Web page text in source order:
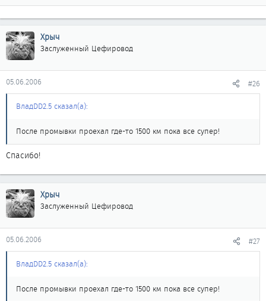
Хрыч
Заслуженный Цефировод
05.06.2006 #26
ВладDD2.5 сказал(а):
После промывки проехал где-то 1500 км пока все супер!
Спасибо!
Хрыч
Заслуженный Цефировод
05.06.2006 #27
ВладDD2.5 сказал(а):
После промывки проехал где-то 1500 км пока все супер!